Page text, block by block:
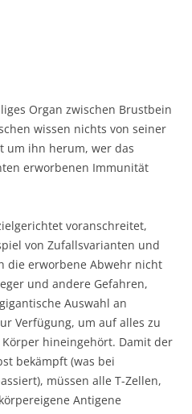
Organ zwischen Brustbein
wissen nichts von seiner
um ihn herum, wer das
erworbenen Immunität
voranschreitet,
von Zufallsvarianten und
die erworbene Abwehr nicht
und andere Gefahren,
Auswahl an
Verfügung, um auf alles zu
hineingehört. Damit der
bekämpft (was bei
müssen alle T-Zellen,
Antigene